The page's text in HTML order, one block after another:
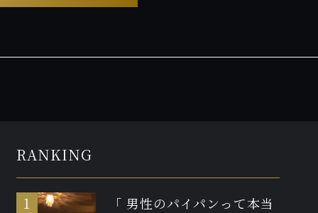
RANKING
「 男性のパイパンって本当